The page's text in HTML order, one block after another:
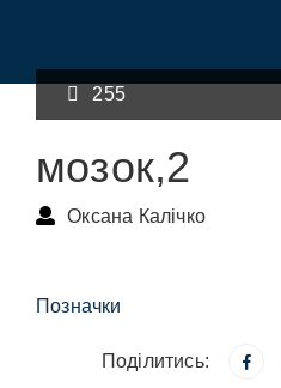
255
мозок,2
Оксана Калічко
Позначки
Поділитись: